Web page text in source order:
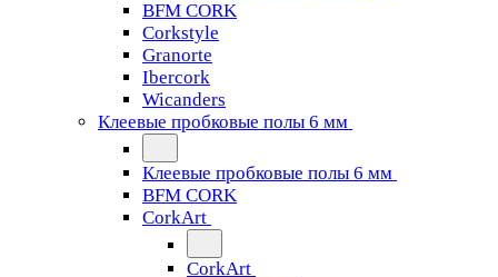
BFM CORK
Corkstyle
Granorte
Ibercork
Wicanders
Клеевые пробковые полы 6 мм
Клеевые пробковые полы 6 мм
BFM CORK
CorkArt
CorkArt